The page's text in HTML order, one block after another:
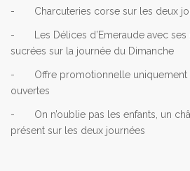
- Charcuteries corse sur les deux
- Les Délices d’Emeraude avec ses
sucrées sur la journée du Dimanche
- Offre promotionnelle uniquement
ouvertes
- On n’oublie pas les enfants, un
présent sur les deux journées